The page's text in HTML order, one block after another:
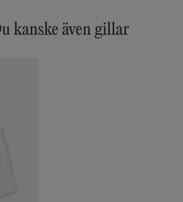
kanske även gillar